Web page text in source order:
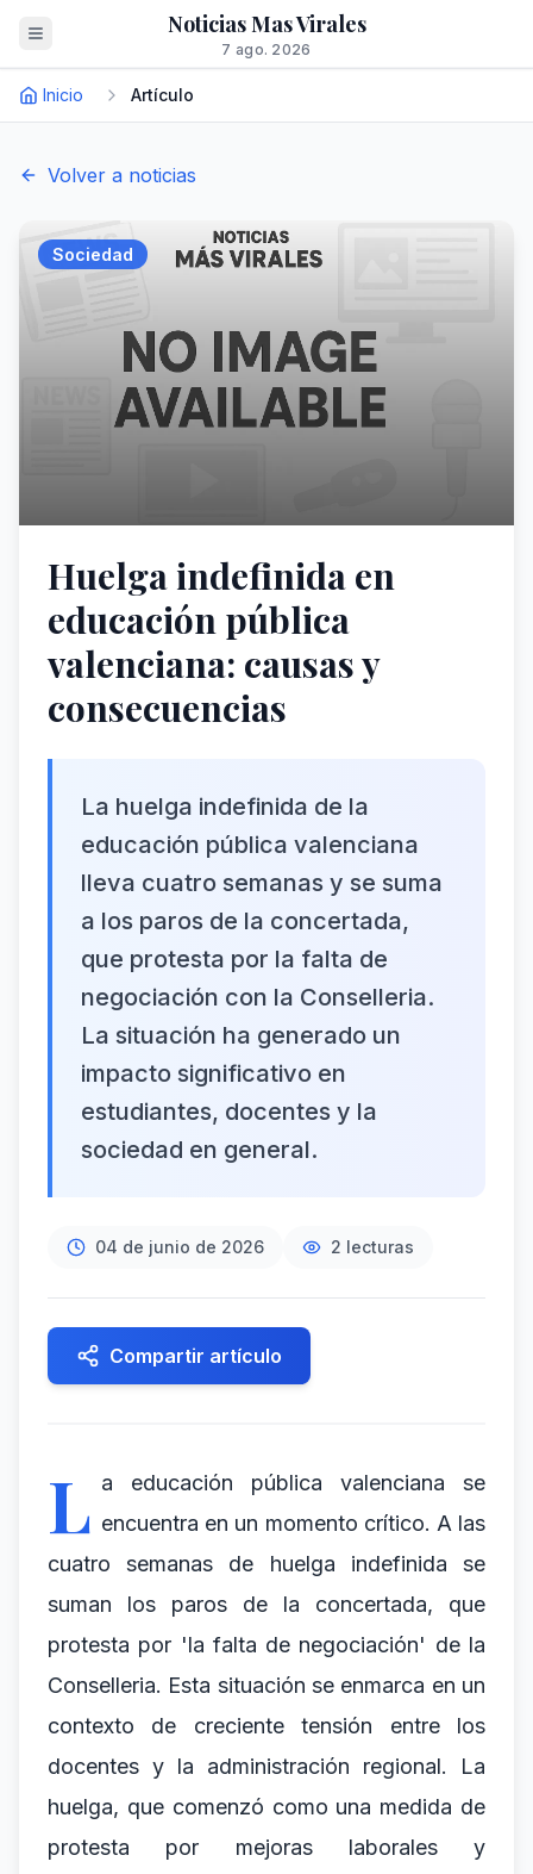
Noticias Mas Virales
7 ago. 2026
Inicio Artículo
Volver a noticias
Sociedad
Huelga indefinida en
educación pública
valenciana: causas y
consecuencias
La huelga indefinida de la
educación pública valenciana
lleva cuatro semanas y se suma
a los paros de la concertada,
que protesta por la falta de
negociación con la Conselleria.
La situación ha generado un
impacto significativo en
estudiantes, docentes y la
sociedad en general.
04 de junio de 2026 2 lecturas
Compartir artículo
L a educación pública valenciana se
encuentra en un momento crítico. A las
cuatro semanas de huelga indefinida se
suman los paros de la concertada, que
protesta por 'la falta de negociación' de la
Conselleria. Esta situación se enmarca en un
contexto de creciente tensión entre los
docentes y la administración regional. La
huelga, que comenzó como una medida de
protesta por mejoras laborales y